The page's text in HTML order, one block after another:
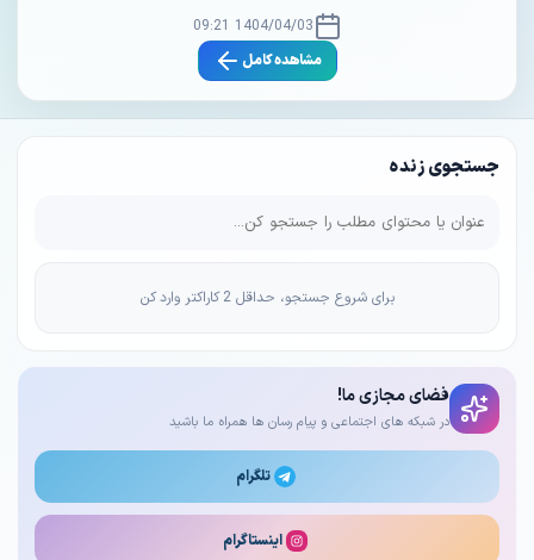
جستجوی زنده
برای شروع جستجو، حداقل 2 کاراکتر وارد کن
فضای مجازی ما!
در شبکه های اجتماعی و پیام رسان ها همراه ما باشید
تلگرام
اینستاگرام
1404/04/03 09:21
مشاهده کامل